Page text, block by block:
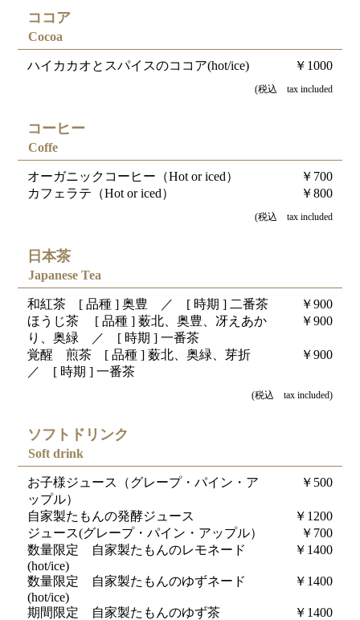
ココア
Cocoa
ハイカカオとスパイスのココア(hot/ice) ￥1000
(税込 tax included
コーヒー
Coffe
オーガニックコーヒー（Hot or iced）
￥700
カフェラテ（Hot or iced）
￥800
(税込 tax included
日本茶
Japanese Tea
和紅茶 [ 品種 ] 奥豊 ／ [ 時期 ] 二番茶
￥900
ほうじ茶 [ 品種 ] 薮北、奥豊、冴えあか
り、奥緑 ／ [ 時期 ] 一番茶
￥900
覚醒 煎茶 [ 品種 ] 薮北、奥緑、芽折
／ [ 時期 ] 一番茶
￥900
(税込 tax included)
ソフトドリンク
Soft drink
お子様ジュース（グレープ・パイン・ア
ップル）
￥500
自家製たもんの発酵ジュース
￥1200
ジュース(グレープ・パイン・アップル）
￥700
数量限定 自家製たもんのレモネード
(hot/ice)
￥1400
数量限定 自家製たもんのゆずネード
(hot/ice)
￥1400
期間限定 自家製たもんのゆず茶 ￥1400